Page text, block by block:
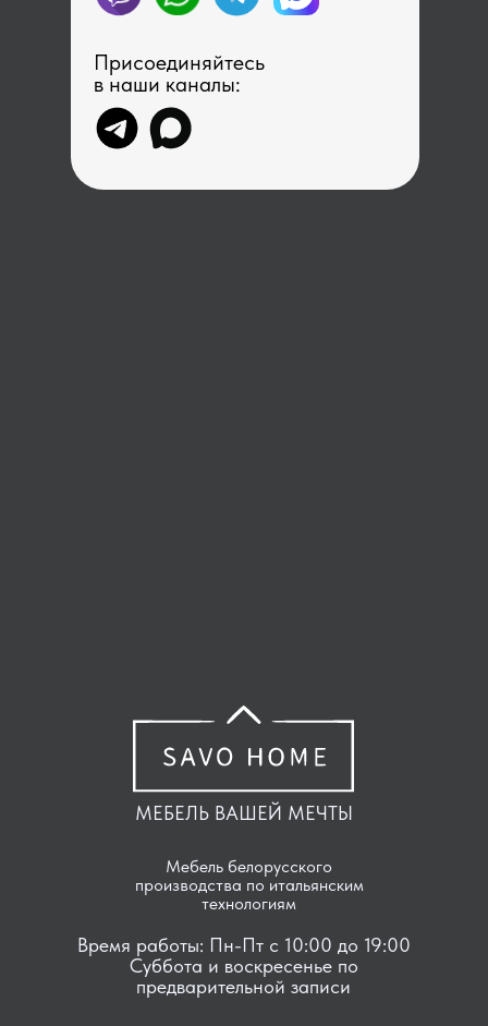
Присоединяйтесь
в наши каналы:
Время работы: Пн-Пт с 10:00 до 19:00
Суббота и воскресенье по
предварительной записи
Мебель белорусского
производства по итальянским
технологиям
МЕБЕЛЬ ВАШЕЙ МЕЧТЫ